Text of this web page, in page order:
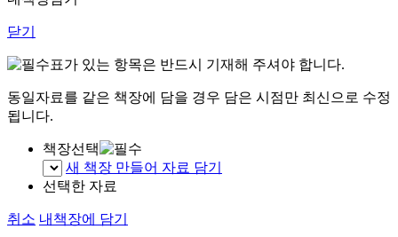
닫기
표가 있는 항목은 반드시 기재해 주셔야 합니다.
동일자료를 같은 책장에 담을 경우 담은 시점만 최신으로 수정
됩니다.
책장선택
새 책장 만들어 자료 담기
선택한 자료
취소 내책장에 담기